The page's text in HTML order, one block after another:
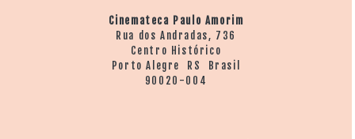
Cinemateca Paulo Amorim
Rua dos Andradas, 736
Centro Histórico
Porto Alegre RS Brasil
90020-004